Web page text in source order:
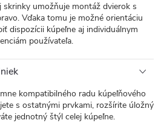
skrinky umožňuje montáž dvierok s
Vďaka tomu je možné orientáciu
dispozícii kúpeľne aj individuálnym
používateľa.
kompatibilného radu kúpeľňového
s ostatnými prvkami, rozšírite úložný
jednotný štýl celej kúpeľne.